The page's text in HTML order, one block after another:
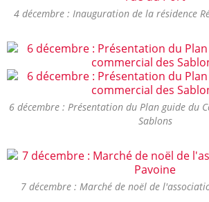
4 décembre : Inauguration de la résidence
6 décembre : Présentation du Plan guide du
Sablons
7 décembre : Marché de noël de